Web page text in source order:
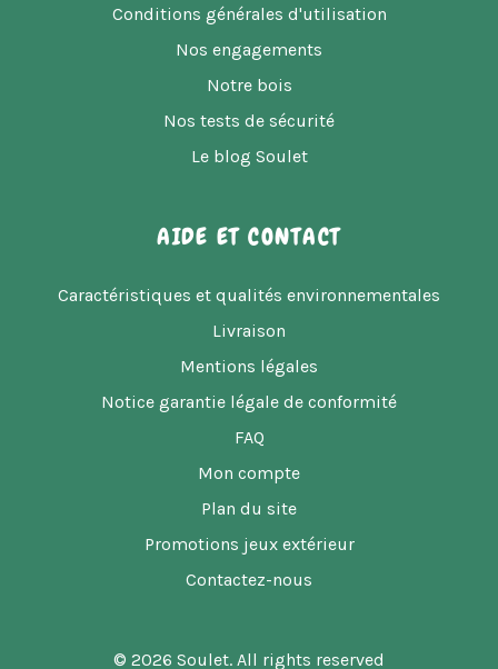
Conditions générales d'utilisation
Nos engagements
Notre bois
Nos tests de sécurité
Le blog Soulet
AIDE ET CONTACT
Caractéristiques et qualités environnementales
Livraison
Mentions légales
Notice garantie légale de conformité
FAQ
Mon compte
Plan du site
Promotions jeux extérieur
Contactez-nous
© 2026 Soulet. All rights reserved